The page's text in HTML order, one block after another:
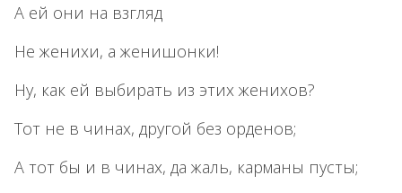
А ей они на взгляд
Не женихи, а женишонки!
Ну, как ей выбирать из этих женихов?
Тот не в чинах, другой без орденов;
А тот бы и в чинах, да жаль, карманы пусты;